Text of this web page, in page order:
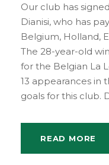
Our club has
Dianisi, who has
Belgium, Holland,
The 28-year-old
for the Belgian La
13 appearances in
goals for this club.
READ MORE